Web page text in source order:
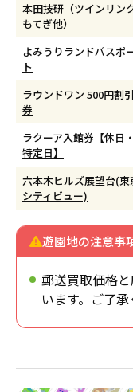
本田技研（ツインリン
もてぎ他）
よみうりランドパスポ
ト
ラウンドワン 500円割引
券
ラクーア入館券【休日・
特定日】
六本木ヒルズ展望台(東
シティビュー)
遊園地の注意事
郵送買取価格
います。ご了承